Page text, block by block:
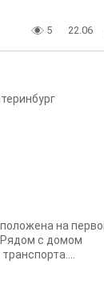
5 22.06
на
Рядом с домом